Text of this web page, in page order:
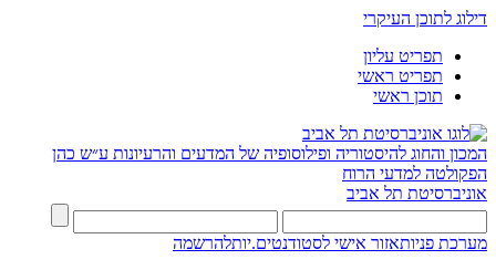
דילוג לתוכן העיקרי
תפריט עליון
תפריט ראשי
תוכן ראשי
המכון והחוג להיסטוריה ופילוסופיה של המדעים והרעיונות ע״ש כהן
הפקולטה למדעי הרוח
אוניברסיטת תל אביב
מערכת פניותאזור אישי לסטודנטים.יותלהרשמה